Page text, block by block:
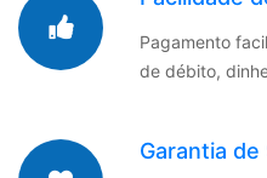
Pagamento
de débito,
Garantia de